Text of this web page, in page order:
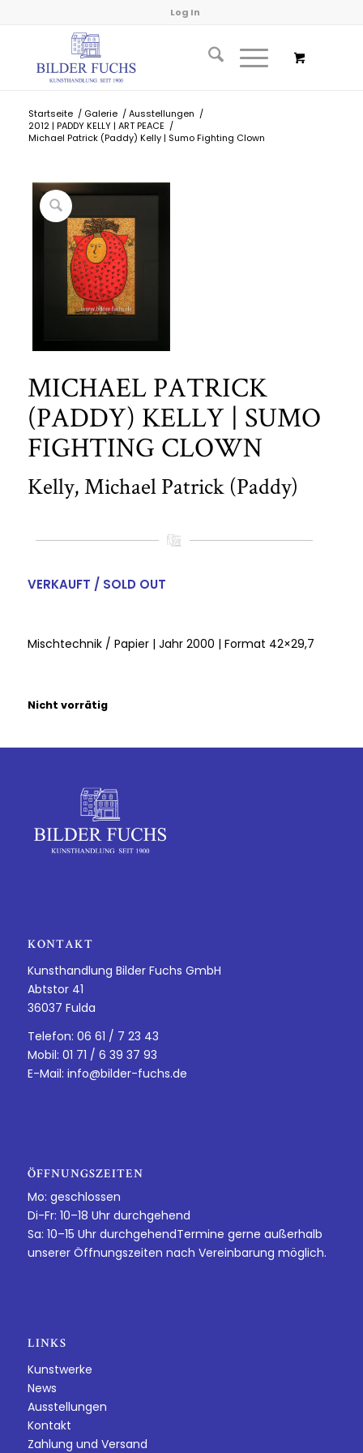
Log In
Startseite / Galerie / Ausstellungen /
2012 | PADDY KELLY | ART PEACE /
Michael Patrick (Paddy) Kelly | Sumo Fighting Clown
MICHAEL PATRICK
(PADDY) KELLY | SUMO
FIGHTING CLOWN
Kelly, Michael Patrick (Paddy)
VERKAUFT / SOLD OUT
Mischtechnik / Papier | Jahr 2000 | Format 42×29,7
Nicht vorrätig
KONTAKT
Kunsthandlung Bilder Fuchs GmbH
Abtstor 41
36037 Fulda
Telefon: 06 61 / 7 23 43
Mobil: 01 71 / 6 39 37 93
E-Mail: info@bilder-fuchs.de
ÖFFNUNGSZEITEN
Mo: geschlossen
Di-Fr: 10–18 Uhr durchgehend
Sa: 10–15 Uhr durchgehendTermine gerne außerhalb
unserer Öffnungszeiten nach Vereinbarung möglich.
LINKS
Kunstwerke
News
Ausstellungen
Kontakt
Zahlung und Versand